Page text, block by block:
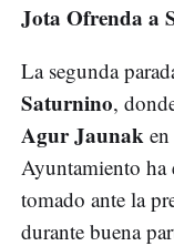
Jota Ofrenda a
La segunda
Saturnino,
Agur Jaunak
Ayuntamiento ha
tomado ante la
durante buena